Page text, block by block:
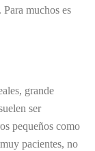
muchos es
grande
ser
pequeños como
pacientes, no